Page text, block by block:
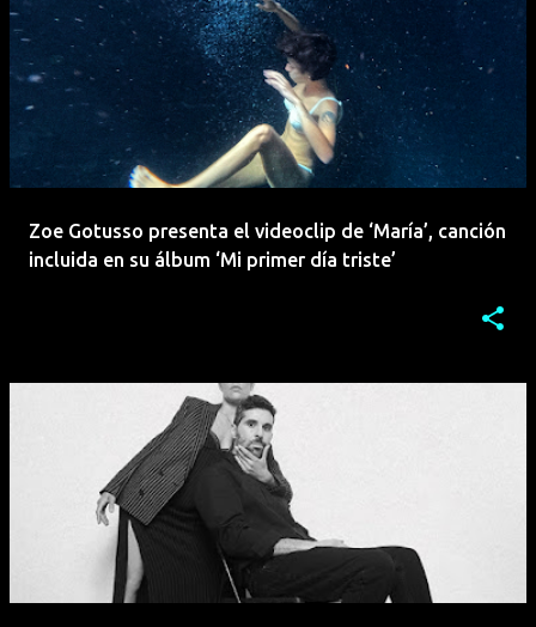
Zoe Gotusso presenta el videoclip de ‘María’, canción
incluida en su álbum ‘Mi primer día triste’